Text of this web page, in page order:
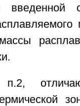
введенной